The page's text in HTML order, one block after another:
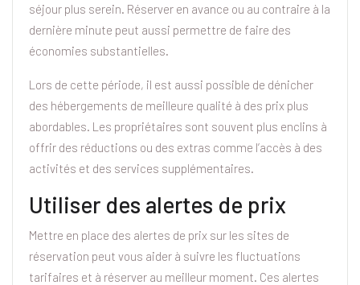
séjour plus serein. Réserver en avance ou au contraire à la
dernière minute peut aussi permettre de faire des
économies substantielles.
Lors de cette période, il est aussi possible de dénicher
des hébergements de meilleure qualité à des prix plus
abordables. Les propriétaires sont souvent plus enclins à
offrir des réductions ou des extras comme l’accès à des
activités et des services supplémentaires.
Utiliser des alertes de prix
Mettre en place des alertes de prix sur les sites de
réservation peut vous aider à suivre les fluctuations
tarifaires et à réserver au meilleur moment. Ces alertes